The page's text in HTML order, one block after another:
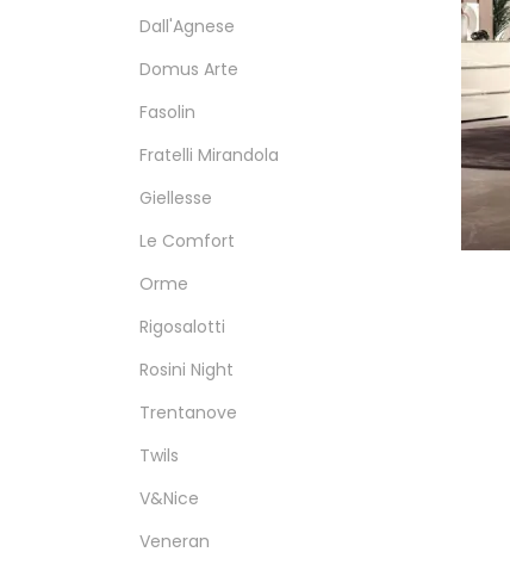
Dall'Agnese
Domus Arte
Fasolin
Fratelli Mirandola
Giellesse
Le Comfort
Orme
Rigosalotti
Rosini Night
Trentanove
Twils
V&Nice
Veneran